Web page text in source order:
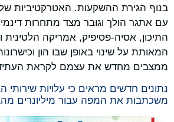
בנוף הגירת ההשקעות. האטרקטיביות
עם אתגר הולך וגובר מצד מתחרות
התיכון, אסיה-פסיפיק, אמריקה הלטינית
המאותת על שינוי באופן שבו הון
ממצבים מחדש את עצמם לקראת
נתונים חדשים מראים כי עלויות שירותי
משכתבות את המפה עבור מיליונרים